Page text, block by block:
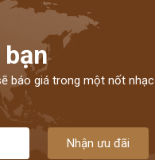
báo giá trong một nốt nhạc
Nhận ưu đãi